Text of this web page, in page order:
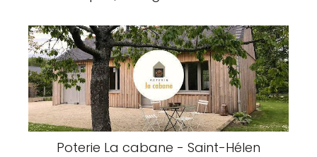
Poterie La cabane - Saint-Hélen